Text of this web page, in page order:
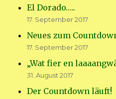
El Dorado…..
17. September 2017
Neues zum
17. September 2017
„Wat fier en
31. August 2017
Der Countdown läuft!